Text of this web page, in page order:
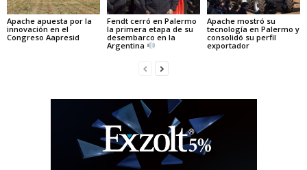
Apache apuesta por la
innovación en el
Congreso Aapresid
Fendt cerró en Palermo
la primera etapa de su
desembarco en la
Argentina
Apache mostró su
tecnología en Palermo y
consolidó su perfil
exportador